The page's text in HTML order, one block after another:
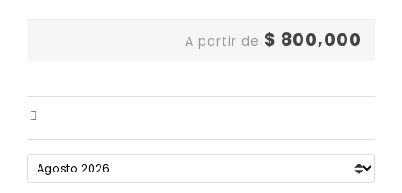
A partir de $ 800,000